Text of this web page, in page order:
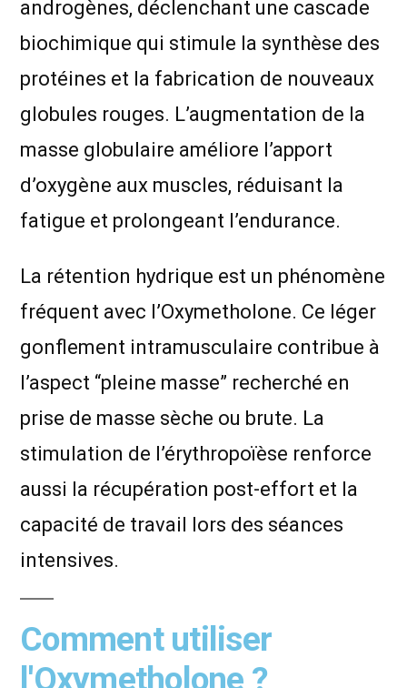
androgènes, déclenchant une cascade
biochimique qui stimule la synthèse des
protéines et la fabrication de nouveaux
globules rouges. L’augmentation de la
masse globulaire améliore l’apport
d’oxygène aux muscles, réduisant la
fatigue et prolongeant l’endurance.
La rétention hydrique est un phénomène
fréquent avec l’Oxymetholone. Ce léger
gonflement intramusculaire contribue à
l’aspect “pleine masse” recherché en
prise de masse sèche ou brute. La
stimulation de l’érythropoïèse renforce
aussi la récupération post-effort et la
capacité de travail lors des séances
intensives.
Comment utiliser
l'Oxymetholone ?